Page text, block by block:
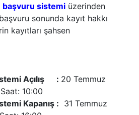
başvuru sistemi üzerinden
sonunda kayıt hakkı
kayıtları şahsen
Açılış : 20 Temmuz
10:00
Kapanış : 31 Temmuz